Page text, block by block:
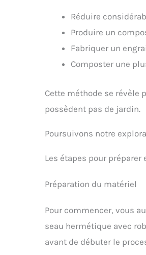
Réduire
Produire un
Fabriquer un
Composter une
Cette méthode se révèle
possèdent pas de jardin.
Poursuivons notre
Les étapes pour
Préparation du matériel
Pour commencer, vous
seau hermétique avec
avant de débuter le